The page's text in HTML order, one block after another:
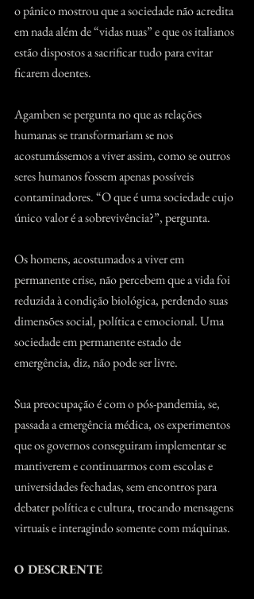
o pânico mostrou que a sociedade não acredita
em nada além de “vidas nuas” e que os italianos
estão dispostos a sacrificar tudo para evitar
ficarem doentes.
Agamben se pergunta no que as relações
humanas se transformariam se nos
acostumássemos a viver assim, como se outros
seres humanos fossem apenas possíveis
contaminadores. “O que é uma sociedade cujo
único valor é a sobrevivência?”, pergunta.
Os homens, acostumados a viver em
permanente crise, não percebem que a vida foi
reduzida à condição biológica, perdendo suas
dimensões social, política e emocional. Uma
sociedade em permanente estado de
emergência, diz, não pode ser livre.
Sua preocupação é com o pós-pandemia, se,
passada a emergência médica, os experimentos
que os governos conseguiram implementar se
mantiverem e continuarmos com escolas e
universidades fechadas, sem encontros para
debater política e cultura, trocando mensagens
virtuais e interagindo somente com máquinas.
O DESCRENTE